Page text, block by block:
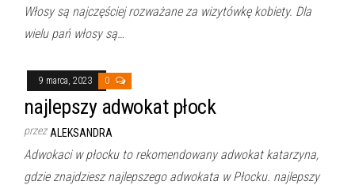
Włosy są najczęściej rozważane za wizytówkę kobiety. Dla
wielu pań włosy są…
9 marca, 2023 0
najlepszy adwokat płock
przez ALEKSANDRA
Adwokaci w płocku to rekomendowany adwokat katarzyna,
gdzie znajdziesz najlepszego adwokata w Płocku. najlepszy